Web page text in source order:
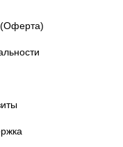
(Оферта)